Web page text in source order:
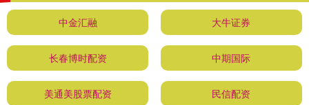
中金汇融 大牛证券
长春博时配资 中期国际
美通美股票配资 民信配资